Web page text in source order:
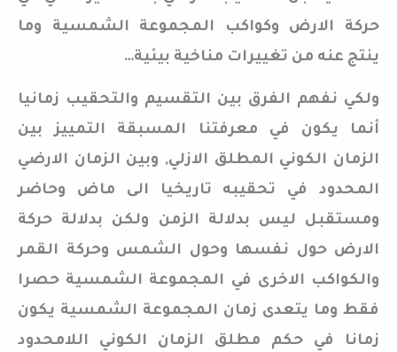
حركة الارض وكواكب المجموعة الشمسية وما
ينتج عنه من تغييرات مناخية بيئية…
ولكي نفهم الفرق بين التقسيم والتحقيب زمانيا
أنما يكون في معرفتنا المسبقة التمييز بين
الزمان الكوني المطلق الازلي, وبين الزمان الارضي
المحدود في تحقيبه تاريخيا الى ماض وحاضر
ومستقبل ليس بدلالة الزمن ولكن بدلالة حركة
الارض حول نفسها وحول الشمس وحركة القمر
والكواكب الاخرى في المجموعة الشمسية حصرا
فقط وما يتعدى زمان المجموعة الشمسية يكون
زمانا في حكم مطلق الزمان الكوني اللامحدود